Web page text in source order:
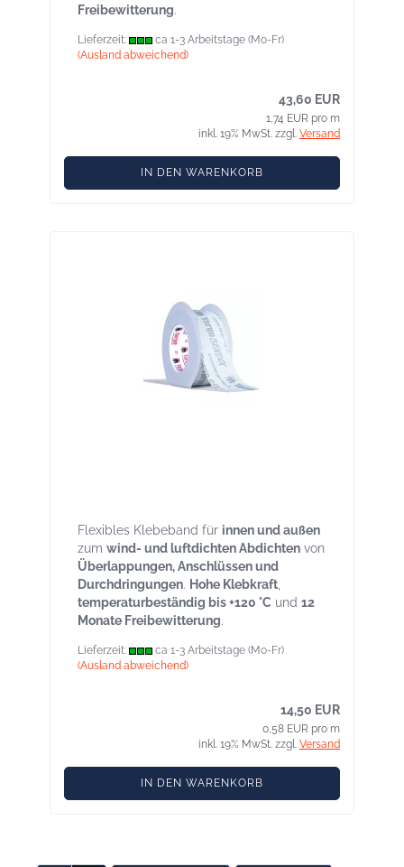
Freibewitterung.
Lieferzeit:
ca 1-3 Arbeitstage (Mo-Fr)
(Ausland abweichend)
43,60 EUR
1,74 EUR pro m
inkl. 19% MwSt. zzgl. Versand
IN DEN WARENKORB
Flexibles Klebeband für innen und außen
zum wind- und luftdichten Abdichten von
Überlappungen, Anschlüssen und
Durchdringungen. Hohe Klebkraft
temperaturbeständig bis +120 °C und 12
Monate Freibewitterung.
Lieferzeit:
ca 1-3 Arbeitstage (Mo-Fr)
(Ausland abweichend)
14,50 EUR
0,58 EUR pro m
inkl. 19% MwSt. zzgl. Versand
IN DEN WARENKORB